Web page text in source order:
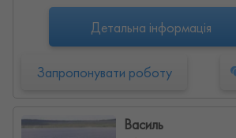
Детальна інформація
Запропонувати роботу
Василь